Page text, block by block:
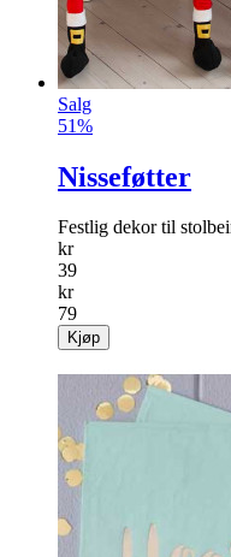
Salg
51%
Nisseføtter
Festlig dekor til
kr
39
kr
79
Kjøp